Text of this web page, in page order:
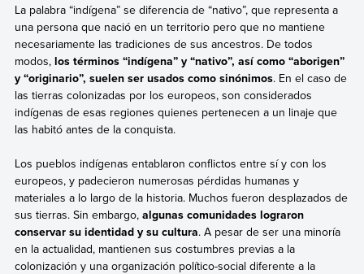
La palabra “indígena” se diferencia de “nativo”, que representa a
una persona que nació en un territorio pero que no mantiene
necesariamente las tradiciones de sus ancestros. De todos
modos,los términos “indígena” y “nativo”, así como “aborigen”
y “originario”, suelen ser usados como sinónimos. En el caso de
las tierras colonizadas por los europeos, son considerados
indígenas de esas regiones quienes pertenecen a un linaje que
las habitó antes de la conquista.
Los pueblos indígenas entablaron conflictos entre sí y con los
europeos, y padecieron numerosas pérdidas humanas y
materiales a lo largo de la historia. Muchos fueron desplazados de
sus tierras. Sin embargo, algunas comunidades lograron
conservar su identidad y su cultura. A pesar de ser una minoría
en la actualidad, mantienen sus costumbres previas a la
colonización y una organización político-social diferente a la